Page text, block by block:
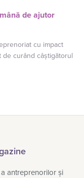
de ajutor
cu impact
de curând câștigătorul
antreprenorilor și